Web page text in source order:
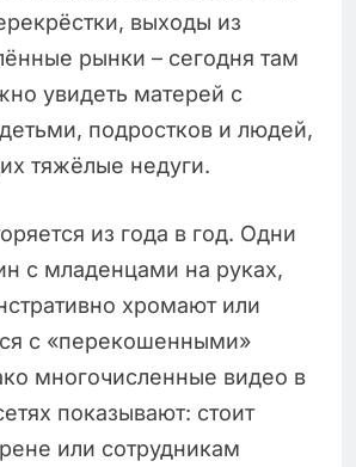
выходы из
рынки – сегодня там
увидеть матерей с
подростков и людей,
тяжёлые недуги.
из года в год. Одни
с младенцами на руках,
хромают или
с «перекошенными»
многочисленные видео в
показывают: стоит
или сотрудникам